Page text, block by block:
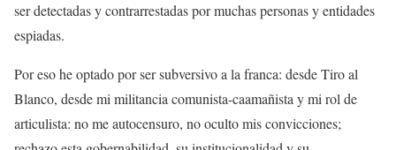
ser detectadas y contrarrestadas por muchas personas y entidades
espiadas.
Por eso he optado por ser subversivo a la franca: desde Tiro al
Blanco, desde mi militancia comunista-caamañista y mi rol de
articulista: no me autocensuro, no oculto mis convicciones;